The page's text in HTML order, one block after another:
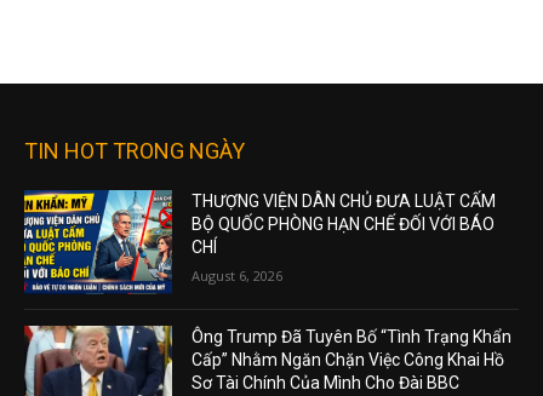
TIN HOT TRONG NGÀY
THƯỢNG VIỆN DÂN CHỦ ĐƯA LUẬT CẤM
BỘ QUỐC PHÒNG HẠN CHẾ ĐỐI VỚI BÁO
CHÍ
August 6, 2026
Ông Trump Đã Tuyên Bố “Tình Trạng Khẩn
Cấp” Nhằm Ngăn Chặn Việc Công Khai Hồ
Sơ Tài Chính Của Mình Cho Đài BBC